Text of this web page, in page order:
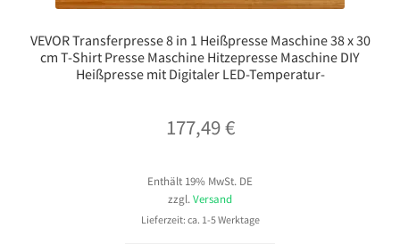
VEVOR Transferpresse 8 in 1 Heißpresse Maschine 38 x 30
cm T-Shirt Presse Maschine Hitzepresse Maschine DIY
Heißpresse mit Digitaler LED-Temperatur-
177,49€
Enthält 19% MwSt. DE
zzgl. Versand
Lieferzeit: ca. 1-5 Werktage